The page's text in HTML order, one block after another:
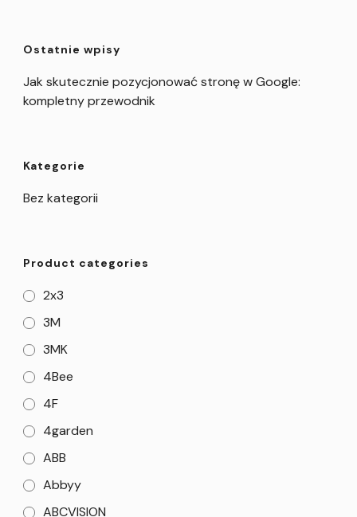
Ostatnie wpisy
Jak skutecznie pozycjonować stronę w Google:
kompletny przewodnik
Kategorie
Bez kategorii
Product categories
2x3
3M
3MK
4Bee
4F
4garden
ABB
Abbyy
ABCVISION